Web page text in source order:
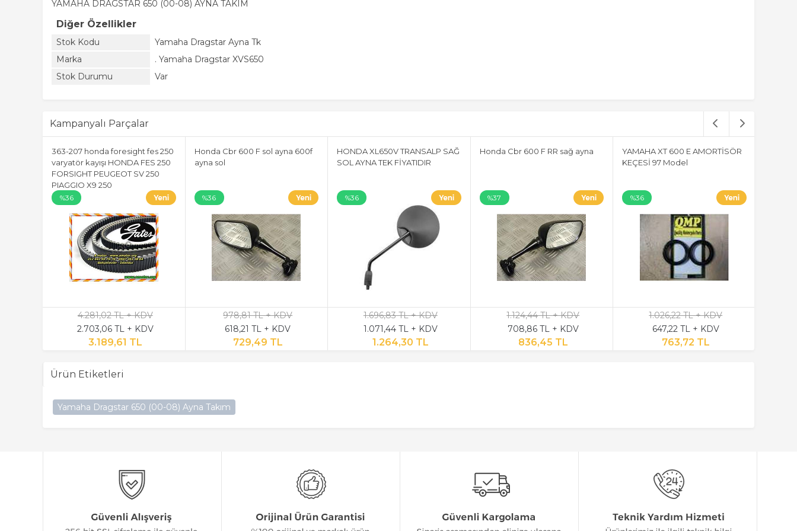
YAMAHA DRAGSTAR 650 (00-08) AYNA TAKIM
Diğer Özellikler
Stok Kodu
Yamaha Dragstar Ayna Tk
Marka
. Yamaha Dragstar XVS650
Stok Durumu
Var
Kampanyalı Parçalar
363-207 honda foresight fes 250
varyatör kayışı HONDA FES 250
FORSIGHT PEUGEOT SV 250
PIAGGIO X9 250
%36
4.281,02 TL + KDV
2.703,06 TL + KDV
3.189,61 TL
Honda Cbr 600 F sol ayna 600f
ayna sol
%36
978,81 TL + KDV
618,21 TL + KDV
729,49 TL
HONDA XL650V TRANSALP SAĞ
SOL AYNA TEK FİYATIDIR
%36
1.696,83 TL + KDV
1.071,44 TL + KDV
1.264,30 TL
Honda Cbr 600 F RR sağ ayna
%37
1.124,44 TL + KDV
708,86 TL + KDV
836,45 TL
YAMAHA XT 600 E AMORTİSÖR
KEÇESİ 97 Model
%36
1.026,22 TL + KDV
647,22 TL + KDV
763,72 TL
Ürün Etiketleri
Yamaha Dragstar 650 (00-08) Ayna Takım